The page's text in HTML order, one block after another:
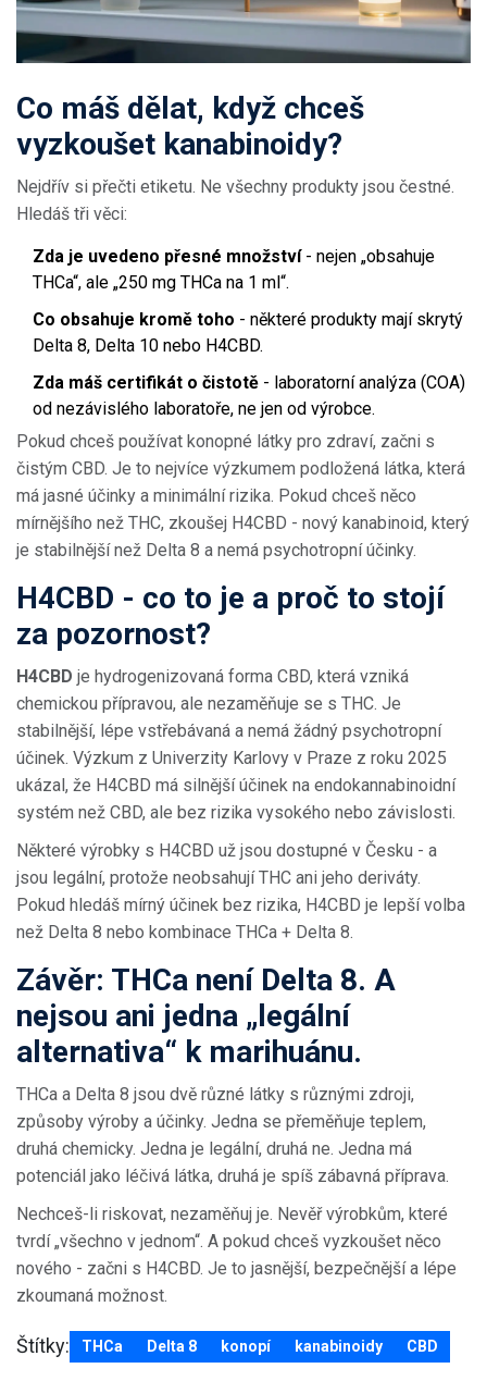
Co máš dělat, když chceš
vyzkoušet kanabinoidy?
Nejdřív si přečti etiketu. Ne všechny produkty jsou čestné.
Hledáš tři věci:
Zda je uvedeno přesné množství- nejen „obsahuje
THCa“, ale „250 mg THCa na 1 ml“.
Co obsahuje kromě toho - některé produkty mají skrytý
Delta 8, Delta 10 nebo H4CBD.
Zda máš certifikát o čistotě - laboratorní analýza (COA)
od nezávislého laboratoře, ne jen od výrobce.
Pokud chceš používat konopné látky pro zdraví, začni s
čistým CBD. Je to nejvíce výzkumem podložená látka, která
má jasné účinky a minimální rizika. Pokud chceš něco
mírnějšího než THC, zkoušej H4CBD - nový kanabinoid, který
je stabilnější než Delta 8 a nemá psychotropní účinky.
H4CBD - co to je a proč to stojí
za pozornost?
H4CBD je hydrogenizovaná forma CBD, která vzniká
chemickou přípravou, ale nezaměňuje se s THC. Je
stabilnější, lépe vstřebávaná a nemá žádný psychotropní
účinek. Výzkum z Univerzity Karlovy v Praze z roku 2025
ukázal, že H4CBD má silnější účinek na endokannabinoidní
systém než CBD, ale bez rizika vysokého nebo závislosti.
Některé výrobky s H4CBD už jsou dostupné v Česku - a
jsou legální, protože neobsahují THC ani jeho deriváty.
Pokud hledáš mírný účinek bez rizika, H4CBD je lepší volba
než Delta 8 nebo kombinace THCa + Delta 8.
Závěr: THCa není Delta 8. A
nejsou ani jedna „legální
alternativa“ k marihuánu.
THCa a Delta 8 jsou dvě různé látky s různými zdroji,
způsoby výroby a účinky. Jedna se přeměňuje teplem,
druhá chemicky. Jedna je legální, druhá ne. Jedna má
potenciál jako léčivá látka, druhá je spíš zábavná příprava.
Nechceš-li riskovat, nezaměňuj je. Nevěř výrobkům, které
tvrdí „všechno v jednom“. A pokud chceš vyzkoušet něco
nového - začni s H4CBD. Je to jasnější, bezpečnější a lépe
zkoumaná možnost.
Štítky: THCa Delta 8 konopí kanabinoidy CBD